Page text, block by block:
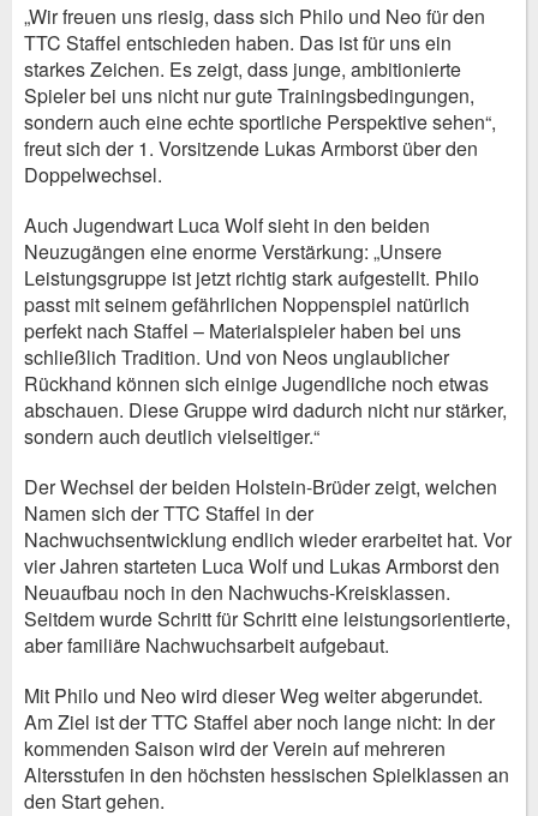
„Wir freuen uns riesig, dass sich Philo und Neo für den
TTC Staffel entschieden haben. Das ist für uns ein
starkes Zeichen. Es zeigt, dass junge, ambitionierte
Spieler bei uns nicht nur gute Trainingsbedingungen,
sondern auch eine echte sportliche Perspektive sehen“,
freut sich der 1. Vorsitzende Lukas Armborst über den
Doppelwechsel.
Auch Jugendwart Luca Wolf sieht in den beiden
Neuzugängen eine enorme Verstärkung: „Unsere
Leistungsgruppe ist jetzt richtig stark aufgestellt. Philo
passt mit seinem gefährlichen Noppenspiel natürlich
perfekt nach Staffel – Materialspieler haben bei uns
schließlich Tradition. Und von Neos unglaublicher
Rückhand können sich einige Jugendliche noch etwas
abschauen. Diese Gruppe wird dadurch nicht nur stärker,
sondern auch deutlich vielseitiger.“
Der Wechsel der beiden Holstein-Brüder zeigt, welchen
Namen sich der TTC Staffel in der
Nachwuchsentwicklung endlich wieder erarbeitet hat. Vor
vier Jahren starteten Luca Wolf und Lukas Armborst den
Neuaufbau noch in den Nachwuchs-Kreisklassen.
Seitdem wurde Schritt für Schritt eine leistungsorientierte,
aber familiäre Nachwuchsarbeit aufgebaut.
Mit Philo und Neo wird dieser Weg weiter abgerundet.
Am Ziel ist der TTC Staffel aber noch lange nicht: In der
kommenden Saison wird der Verein auf mehreren
Altersstufen in den höchsten hessischen Spielklassen an
den Start gehen.